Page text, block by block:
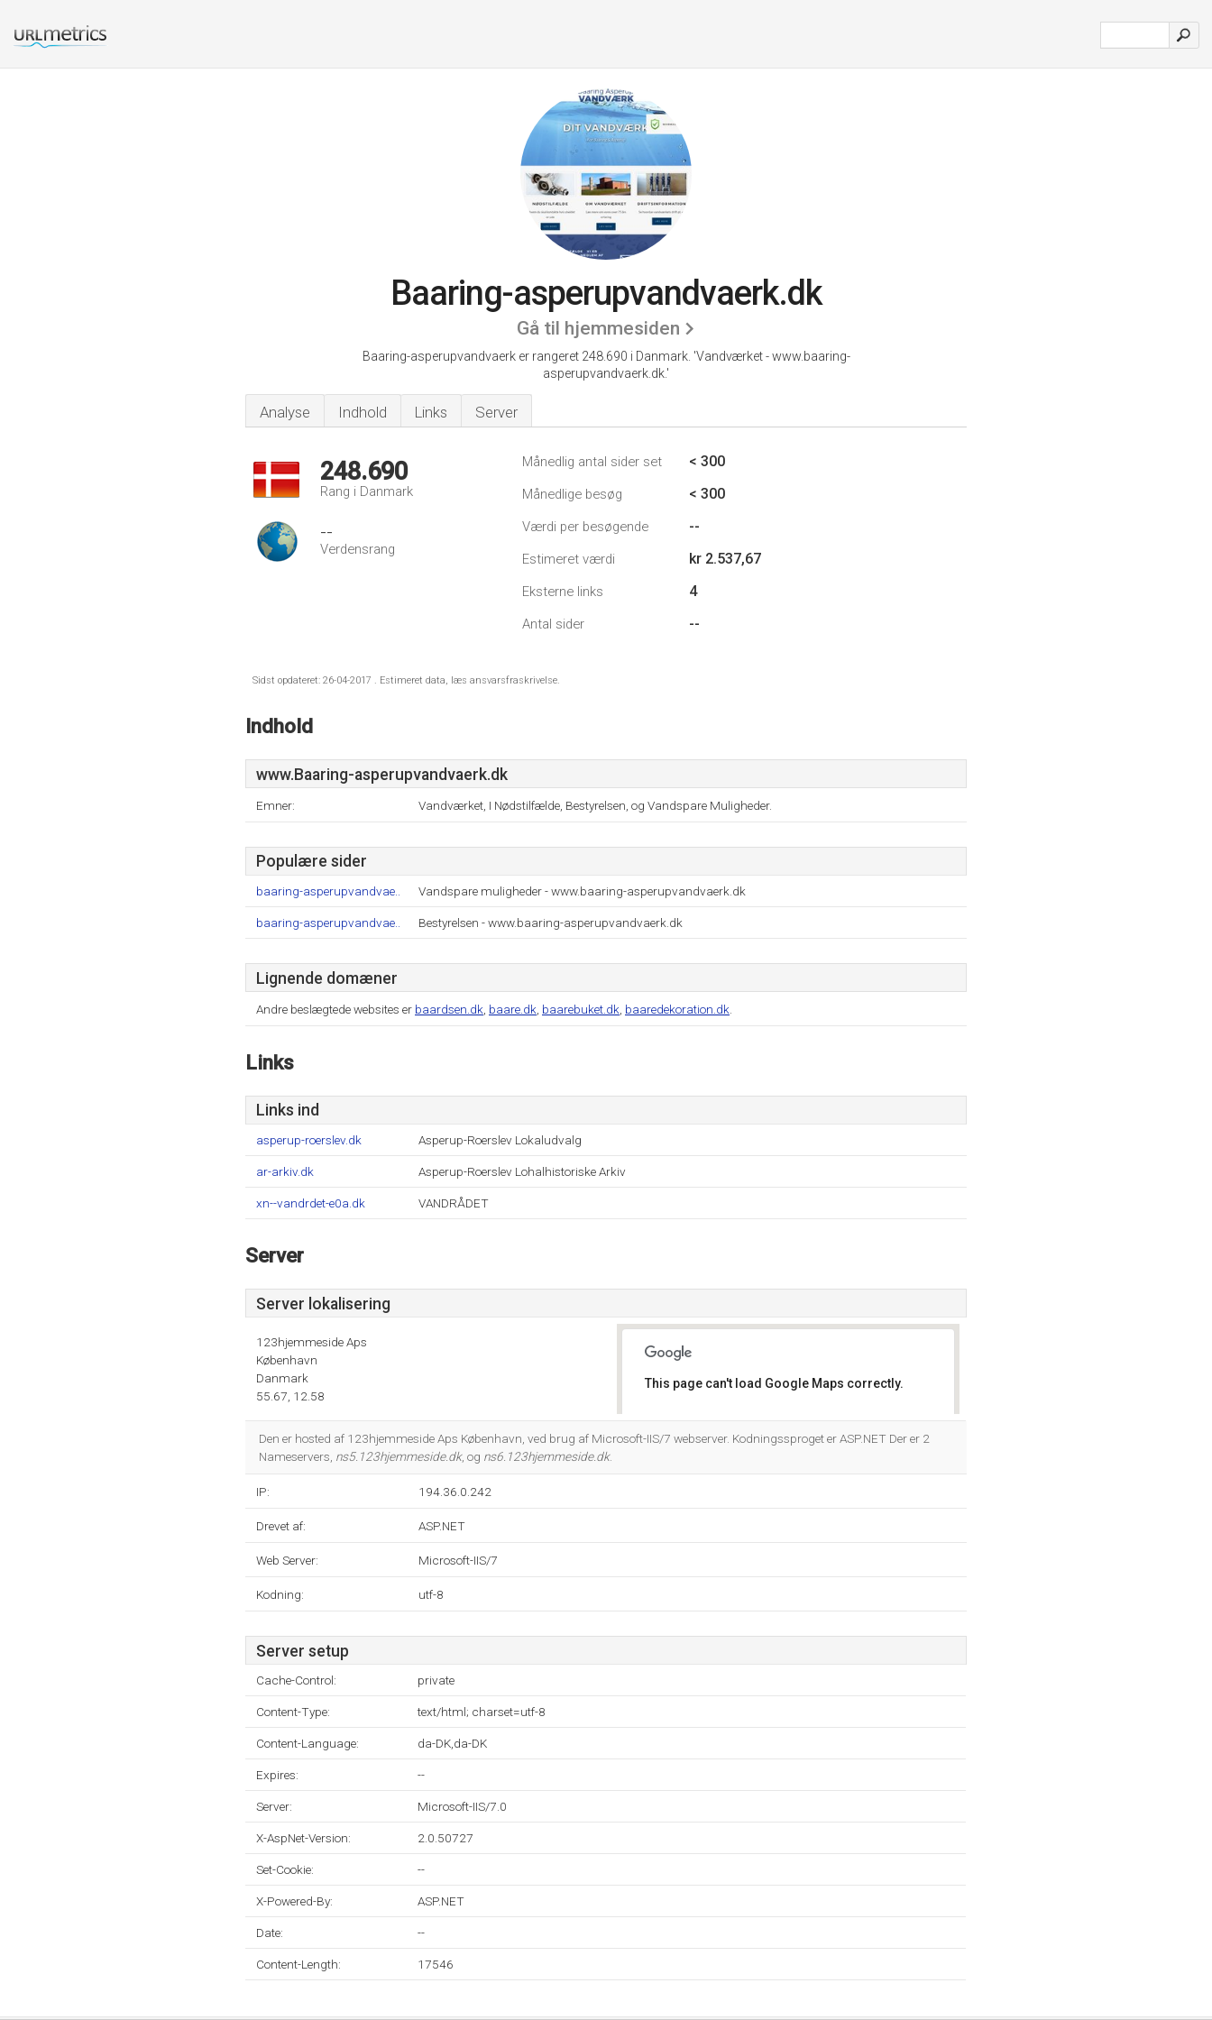
Baaring-asperupvandvaerk.dk
Gå til hjemmesiden
Baaring-asperupvandvaerk er rangeret 248.690 i Danmark. 'Vandværket - www.baaring-
asperupvandvaerk.dk.'
Analyse Indhold Links Server
248.690
Rang i Danmark
--
Verdensrang
Månedlig antal sider set < 300
Månedlige besøg < 300
Værdi per besøgende --
Estimeret værdi kr 2.537,67
Eksterne links 4
Antal sider --
Sidst opdateret: 26-04-2017 . Estimeret data, læs ansvarsfraskrivelse.
Indhold
www.Baaring-asperupvandvaerk.dk
Emner: Vandværket, I Nødstilfælde, Bestyrelsen, og Vandspare Muligheder.
Populære sider
baaring-asperupvandvae.. Vandspare muligheder - www.baaring-asperupvandvaerk.dk
baaring-asperupvandvae.. Bestyrelsen - www.baaring-asperupvandvaerk.dk
Lignende domæner
Andre beslægtede websites er baardsen.dk baare.dk baarebuket.dk baaredekoration.dk
Links
Links ind
asperup-roerslev.dk Asperup-Roerslev Lokaludvalg
ar-arkiv.dk Asperup-Roerslev Lohalhistoriske Arkiv
xn--vandrdet-e0a.dk VANDRÅDET
Server
Server lokalisering
123hjemmeside Aps
København
Danmark
55.67, 12.58
This page can't load Google Maps correctly.
Den er hosted af 123hjemmeside Aps København, ved brug af Microsoft-IIS/7 webserver. Kodningssproget er ASP.NET Der er 2
Nameservers, ns5.123hjemmeside.dk, og ns6.123hjemmeside.dk.
IP: 194.36.0.242
Drevet af: ASP.NET
Web Server: Microsoft-IIS/7
Kodning: utf-8
Server setup
Cache-Control: private
Content-Type: text/html; charset=utf-8
Content-Language: da-DK,da-DK
Expires: --
Server: Microsoft-IIS/7.0
X-AspNet-Version: 2.0.50727
Set-Cookie: --
X-Powered-By: ASP.NET
Date: --
Content-Length: 17546